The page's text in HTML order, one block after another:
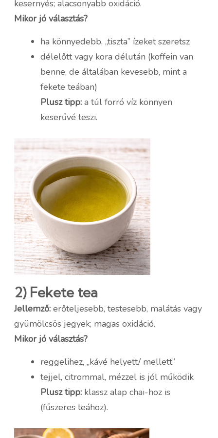
kesernyés; alacsonyabb oxidáció.
Mikor jó választás?
ha könnyedebb, „tiszta” ízeket szeretsz
délelőtt vagy kora délután (koffein van
benne, de általában kevesebb, mint a
fekete teában)
Plusz tipp: a túl forró víz könnyen
keserűvé teszi.
2) Fekete tea
Jellemző: erőteljesebb, testesebb, malátás vagy
gyümölcsös jegyek; magas oxidáció.
Mikor jó választás?
reggelihez, „kávé helyett/ mellett”
tejjel, citrommal, mézzel is jól működik
Plusz tipp: klassz alap chai-hoz is
(fűszeres teához).